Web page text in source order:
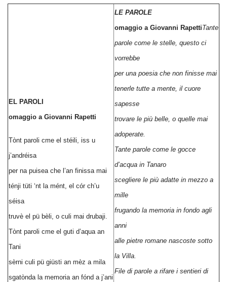
EL PAROLI
omaggio a Giovanni Rapetti
Tònt paroli cme el stéili, iss u
j’andréisa
per na puisea che l’an finissa mai
ténji tüti ‘nt la mént, el cór ch’u
séisa
truvè el pü bèli, o culi mai drubaji.
Tònt paroli cme el guti d’aqua an
Tani
sèrni culi pü giüsti an mèz a mila
sgatònda la memoria an fónd a j’ani
LE PAROLE
omaggio a Giovanni RapettiTante
parole come le stelle, questo ci
vorrebbe
per una poesia che non finisse mai
tenerle tutte a mente, il cuore
sapesse
trovare le più belle, o quelle mai
adoperate.
Tante parole come le gocce
d’acqua in Tanaro
scegliere le più adatte in mezzo a
mille
frugando la memoria in fondo agli
anni
alle pietre romane nascoste sotto
la Villa.
File di parole a rifare i sentieri di